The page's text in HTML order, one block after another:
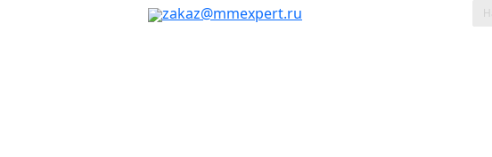
zakaz@mmexpert.ru